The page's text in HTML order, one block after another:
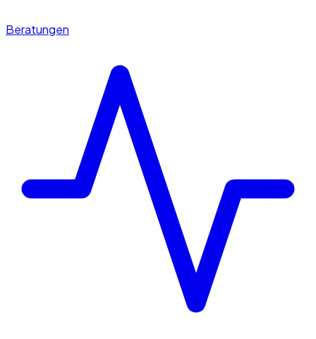
Beratungen